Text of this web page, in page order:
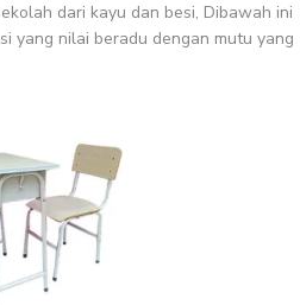
dari kayu dan besi, Dibawah ini
yang nilai beradu dengan mutu yang